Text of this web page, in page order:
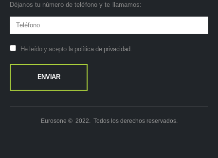
Déjanos tu número de teléfono y te llamamos:
He leído y acepto la política de privacidad.
Eurosone © 2022. Todos los derechos reservados.